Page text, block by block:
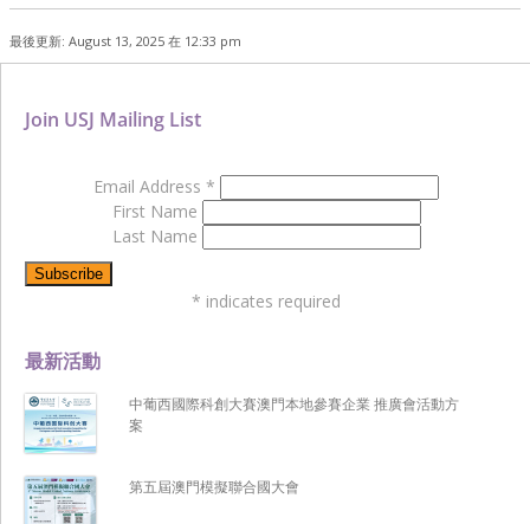
最後更新: August 13, 2025 在 12:33 pm
最新活動
中葡西國際科創大賽澳門本地參賽企業 推廣會活動方
案
第五屆澳門模擬聯合國大會
Join USJ Mailing List
Email Address *
First Name
Last Name
* indicates required